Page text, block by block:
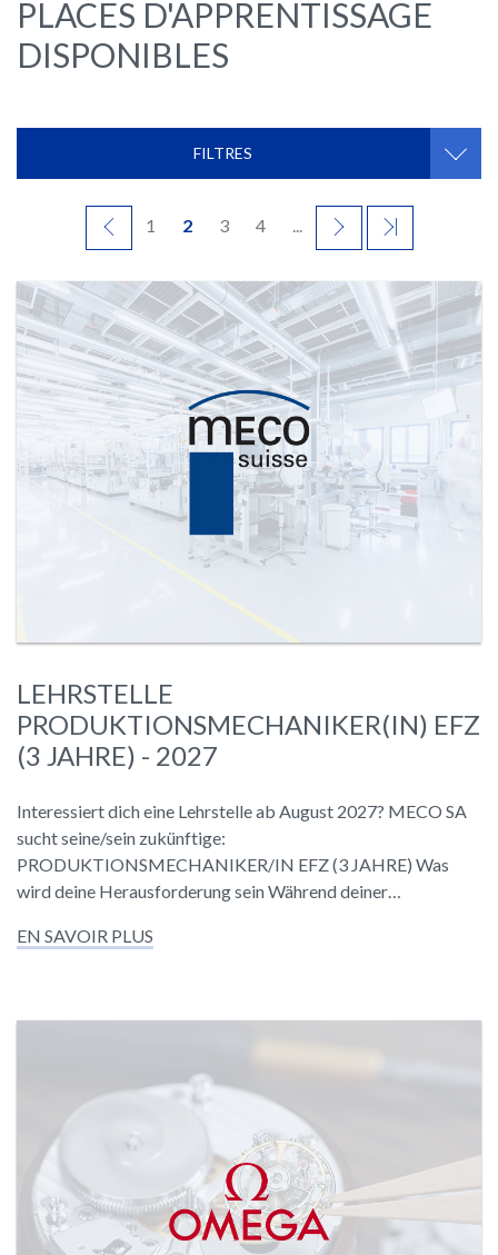
PLACES D'APPRENTISSAGE
DISPONIBLES
FILTRES
PRÉCÉDENT
1 2 3 4 ... SUIVANT
LEHRSTELLE
PRODUKTIONSMECHANIKER(IN) EFZ
(3 JAHRE) - 2027
Interessiert dich eine Lehrstelle ab August 2027? MECO SA
sucht seine/sein zukünftige:
PRODUKTIONSMECHANIKER/IN EFZ (3 JAHRE) Was
wird deine Herausforderung sein Während deiner…
EN SAVOIR PLUS